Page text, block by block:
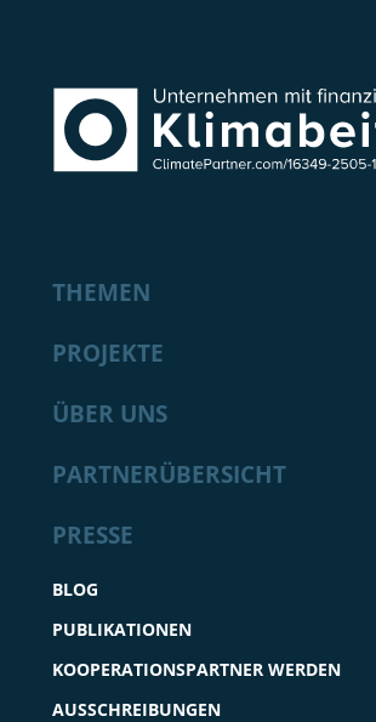
THEMEN
PROJEKTE
ÜBER UNS
PARTNERÜBERSICHT
PRESSE
BLOG
PUBLIKATIONEN
KOOPERATIONSPARTNER WERDEN
AUSSCHREIBUNGEN